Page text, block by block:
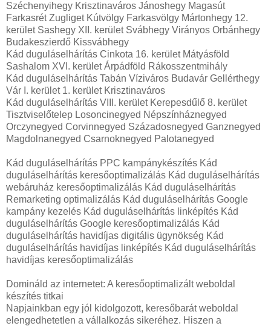
Széchenyihegy Krisztinaváros Jánoshegy Magasút
Farkasrét Zugliget Kútvölgy Farkasvölgy Mártonhegy 12.
kerület Sashegy XII. kerület Svábhegy Virányos Orbánhegy
Budakeszierdő Kissvábhegy
Kád duguláselhárítás Cinkota 16. kerület Mátyásföld
Sashalom XVI. kerület Árpádföld Rákosszentmihály
Kád duguláselhárítás Tabán Víziváros Budavár Gellérthegy
Vár I. kerület 1. kerület Krisztinaváros
Kád duguláselhárítás VIII. kerület Kerepesdűlő 8. kerület
Tisztviselőtelep Losoncinegyed Népszínháznegyed
Orczynegyed Corvinnegyed Századosnegyed Ganznegyed
Magdolnanegyed Csarnoknegyed Palotanegyed
Kád duguláselhárítás PPC kampánykészítés Kád
duguláselhárítás keresőoptimalizálás Kád duguláselhárítás
webáruház keresőoptimalizálás Kád duguláselhárítás
Remarketing optimalizálás Kád duguláselhárítás Google
kampány kezelés Kád duguláselhárítás linképítés Kád
duguláselhárítás Google keresőoptimalizálás Kád
duguláselhárítás havidíjas digitális ügynökség Kád
duguláselhárítás havidíjas linképítés Kád duguláselhárítás
havidíjas keresőoptimalizálás
Domináld az internetet: A keresőoptimalizált weboldal
készítés titkai
Napjainkban egy jól kidolgozott, keresőbarát weboldal
elengedhetetlen a vállalkozás sikeréhez. Hiszen a